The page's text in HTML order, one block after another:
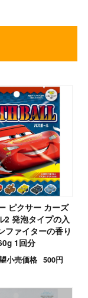
ピクサー カーズ
2 発泡タイプの入
ファイターの香り
1回分
小売価格 500円